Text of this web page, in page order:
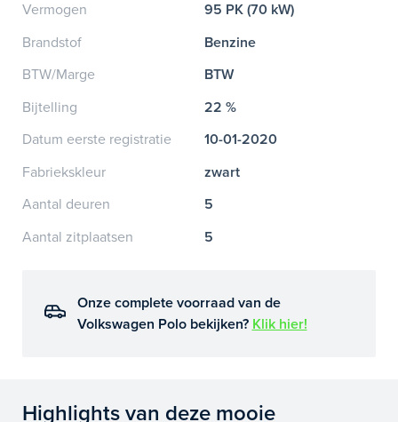
Vermogen
95 PK (70 kW)
Brandstof
Benzine
BTW/Marge
BTW
Bijtelling
22 %
Datum eerste registratie
10-01-2020
Fabriekskleur
zwart
Aantal deuren
5
Aantal zitplaatsen
5
Onze complete voorraad van de
Volkswagen Polo bekijken? Klik hier!
Highlights van deze mooie